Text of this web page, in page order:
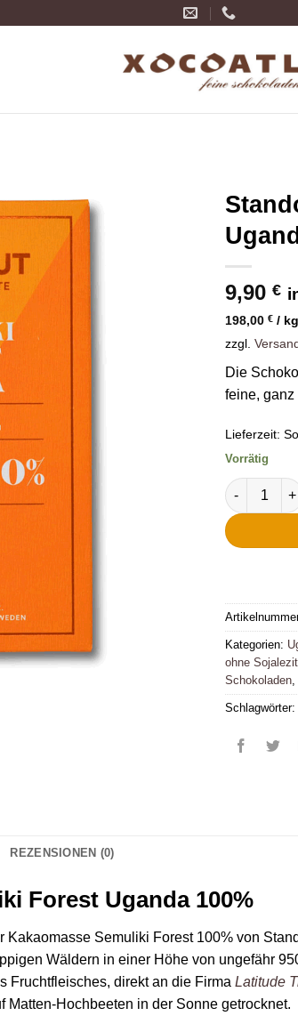
9,90 €
198,00 € / kg
zzgl.
Die
feine,
Lieferzeit:
Vorrätig
Standout
Kategorien:
ohne
Schokoladen
Schlagwörter:
REZENSIONEN (0)
Forest Uganda 100%
Kakaomasse Semuliki Forest 100% von
Wäldern in einer Höhe von ungefähr
Fruchtfleisches, direkt an die Firma Latitude
Matten-Hochbeeten in der Sonne getrocknet.